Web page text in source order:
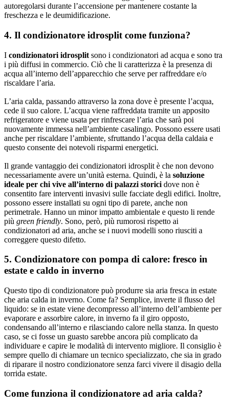
autoregolarsi durante l’accensione per mantenere costante la
freschezza e le deumidificazione.
4. Il condizionatore idrosplit come funziona?
I condizionatori idrosplit sono i condizionatori ad acqua e sono tra
i più diffusi in commercio. Ciò che li caratterizza è la presenza di
acqua all’interno dell’apparecchio che serve per raffreddare e/o
riscaldare l’aria.
L’aria calda, passando attraverso la zona dove è presente l’acqua,
cede il suo calore. L’acqua viene raffreddata tramite un apposito
refrigeratore e viene usata per rinfrescare l’aria che sarà poi
nuovamente immessa nell’ambiente casalingo. Possono essere usati
anche per riscaldare l’ambiente, sfruttando l’acqua della caldaia e
questo consente dei notevoli risparmi energetici.
Il grande vantaggio dei condizionatori idrosplit è che non devono
necessariamente avere un’unità esterna. Quindi, è la soluzione
ideale per chi vive all’interno di palazzi storici dove non è
consentito fare interventi invasivi sulle facciate degli edifici. Inoltre,
possono essere installati su ogni tipo di parete, anche non
perimetrale. Hanno un minor impatto ambientale e questo li rende
più green friendly. Sono, però, più rumorosi rispetto ai
condizionatori ad aria, anche se i nuovi modelli sono riusciti a
correggere questo difetto.
5. Condizionatore con pompa di calore: fresco in
estate e caldo in inverno
Questo tipo di condizionatore può produrre sia aria fresca in estate
che aria calda in inverno. Come fa? Semplice, inverte il flusso del
liquido: se in estate viene decompresso all’interno dell’ambiente per
evaporare e assorbire calore, in inverno fa il giro opposto,
condensando all’interno e rilasciando calore nella stanza. In questo
caso, se ci fosse un guasto sarebbe ancora più complicato da
individuare e capire le modalità di intervento migliore. Il consiglio è
sempre quello di chiamare un tecnico specializzato, che sia in grado
di riparare il nostro condizionatore senza farci vivere il disagio della
torrida estate.
Come funziona il condizionatore ad aria calda?